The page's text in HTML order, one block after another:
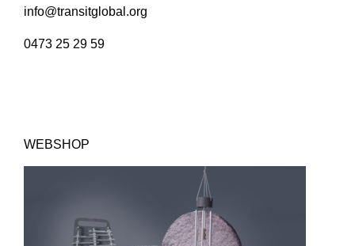
info@transitglobal.org
0473 25 29 59
WEBSHOP